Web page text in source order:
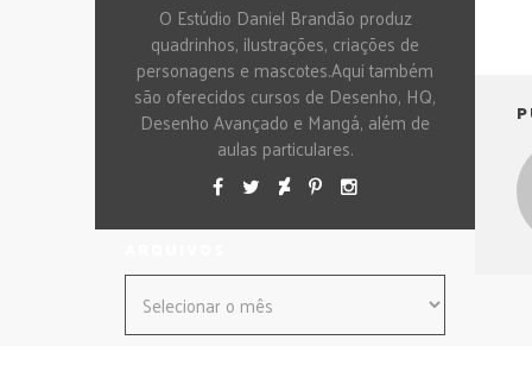
O Estúdio Daniel Brandão produz
quadrinhos, ilustrações, criações de
personagens e mascotes.Aqui também
são oferecidos cursos de Desenho, HQ,
Desenho Avançado e Mangá, além de
aulas particulares.